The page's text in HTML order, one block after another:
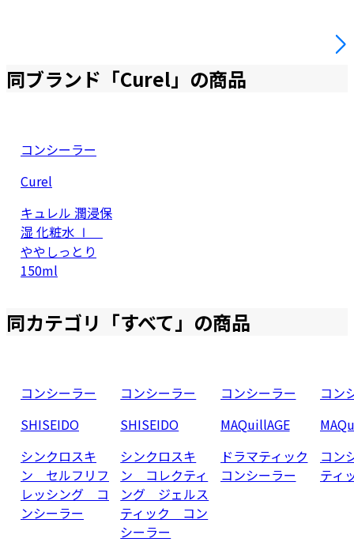
同ブランド「Curel」の商品
コンシーラー
Curel
キュレル 潤浸保
湿 化粧水 Ⅰ
ややしっとり
150ml
同カテゴリ「すべて 」の商品
コンシーラー
SHISEIDO
シンクロスキ
ン セルフリフ
レッシング コ
ンシーラー
コンシーラー
SHISEIDO
シンクロスキ
ン コレクティ
ング ジェルス
ティック コン
シーラー
コンシーラー
MAQuillAGE
ドラマティック
コンシーラー
コン
コン
ティ